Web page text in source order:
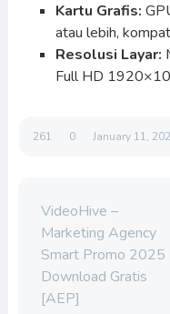
Kartu Grafis:
atau lebih,
Resolusi Layar:
Full HD
261 0 January 11,
VideoHive –
Marketing Agency
Smart Promo 2025
Download Gratis
[AEP]